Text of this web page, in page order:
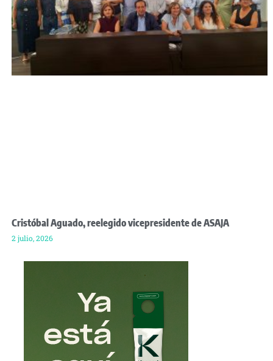
Cristóbal Aguado, reelegido vicepresidente de ASAJA
2 julio, 2026